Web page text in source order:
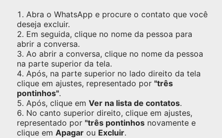
Abra o WhatsApp e procure o contato que você
deseja excluir.
Em seguida, clique no nome da pessoa para
abrir a conversa.
Ao abrir a conversa, clique no nome da pessoa
na parte superior da tela.
Após, na parte superior no lado direito da tela
clique em ajustes, representado por "três
pontinhos".
Após, clique em Ver na lista de contatos.
No canto superior direito, clique em ajustes,
representado por "três pontinhos novamente e
clique em Apagar ou Excluir.